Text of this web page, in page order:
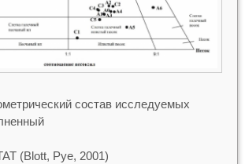
состав исследуемых
(Blott, Pye, 2001)